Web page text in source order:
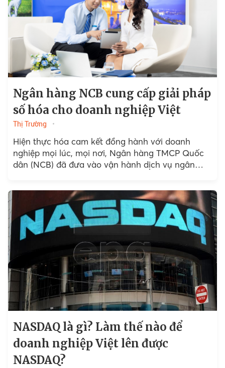
Ngân hàng NCB cung cấp giải pháp
số hóa cho doanh nghiệp Việt
Thị Trường
Hiện thực hóa cam kết đồng hành với doanh
nghiệp mọi lúc, mọi nơi, Ngân hàng TMCP Quốc
dân (NCB) đã đưa vào vận hành dịch vụ ngân
NASDAQ là gì? Làm thế nào để
doanh nghiệp Việt lên được
NASDAQ?